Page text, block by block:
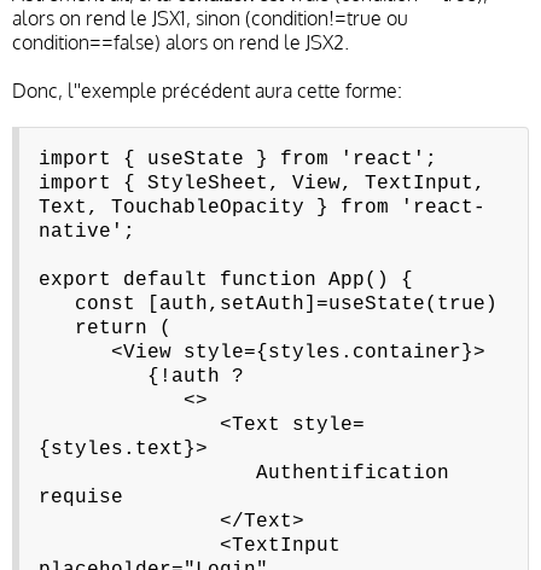
alors on rend le JSX1, sinon (condition!=true ou
condition==false) alors on rend le JSX2.
Donc, l''exemple précédent aura cette forme:
import { useState } from 'react';
import { StyleSheet, View, TextInput,
Text, TouchableOpacity } from 'react-
native';
export default function App() {
const [auth,setAuth]=useState(true)
return (
<View style={styles.container}>
{!auth ?
<>
<Text style=
{styles.text}>
Authentification
requise
</Text>
<TextInput